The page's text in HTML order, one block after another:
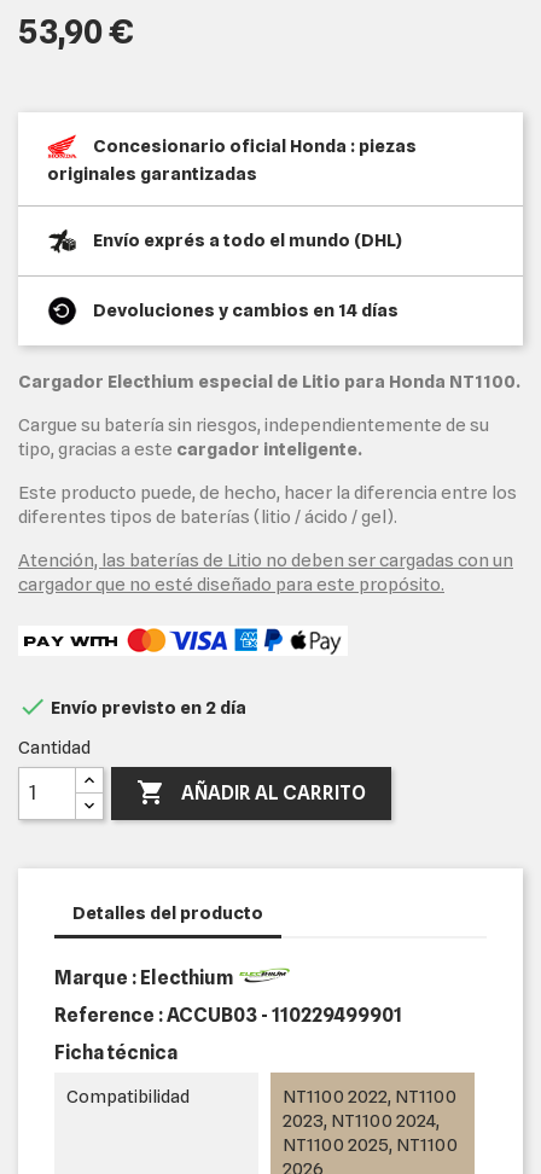
53,90 €
Concesionario oficial Honda : piezas
originales garantizadas
Envío exprés a todo el mundo (DHL)
Devoluciones y cambios en 14 días
Cargador Electhium especial de Litio para Honda NT1100.
Cargue su batería sin riesgos, independientemente de su
tipo, gracias a este cargador inteligente.
Este producto puede, de hecho, hacer la diferencia entre los
diferentes tipos de baterías (litio / ácido / gel).
Atención, las baterías de Litio no deben ser cargadas con un
cargador que no esté diseñado para este propósito.
 Envío previsto en 2 día
Cantidad
 AÑADIR AL CARRITO
Detalles del producto
Marque : Electhium
Reference :ACCUB03 - 110229499901
Ficha técnica
Compatibilidad
NT1100 2022, NT1100
2023, NT1100 2024,
NT1100 2025, NT1100
2026